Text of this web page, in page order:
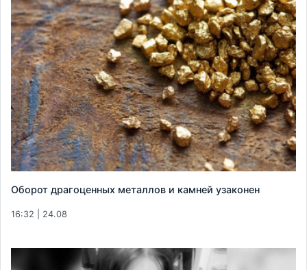
Оборот драгоценных металлов и камней узаконен
16:32 | 24.08